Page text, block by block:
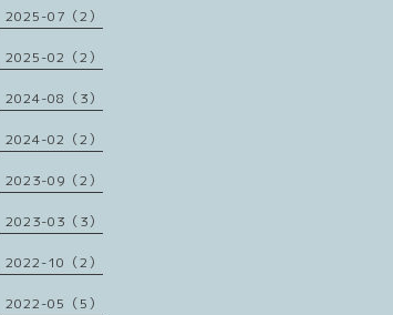
2025-07（2）
2025-02（2）
2024-08（3）
2024-02（2）
2023-09（2）
2023-03（3）
2022-10（2）
2022-05（5）